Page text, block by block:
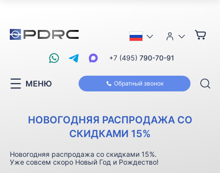
Обратный звонок
+7 (495) 790-70-91
МЕНЮ
НОВОГОДНЯЯ РАСПРОДАЖА СО
СКИДКАМИ 15%
Новогодняя распродажа со скидками 15%.
Уже совсем скоро Новый Год и Рождество!